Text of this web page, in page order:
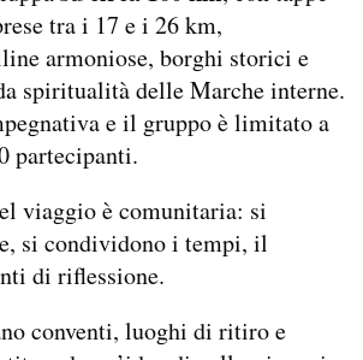
tra i 17 e i 26 km,
armoniose, borghi storici e
spiritualità delle Marche interne.
e il gruppo è limitato a
partecipanti.
viaggio è comunitaria: si
si condividono i tempi, il
di riflessione.
conventi, luoghi di ritiro e